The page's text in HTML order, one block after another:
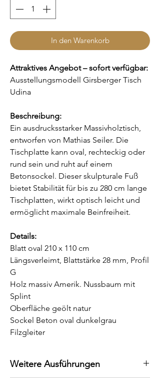
In den Warenkorb
Attraktives Angebot – sofort verfügbar:
Ausstellungsmodell Girsberger Tisch
Udina
Beschreibung:
Ein ausdrucksstarker Massivholztisch,
entworfen von Mathias Seiler. Die
Tischplatte kann oval, rechteckig oder
rund sein und ruht auf einem
Betonsockel. Dieser skulpturale Fuß
bietet Stabilität für bis zu 280 cm lange
Tischplatten, wirkt optisch leicht und
ermöglicht maximale Beinfreiheit.
Details:
Blatt oval 210 x 110 cm
Längsverleimt, Blattstärke 28 mm, Profil
G
Holz massiv Amerik. Nussbaum mit
Splint
Oberfläche geölt natur
Sockel Beton oval dunkelgrau
Filzgleiter
Weitere Ausführungen